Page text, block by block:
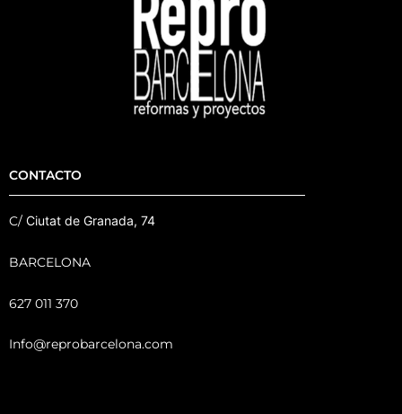
CONTACTO
C/ Ciutat de Granada, 74
BARCELONA
627 011 370
Info@reprobarcelona.com